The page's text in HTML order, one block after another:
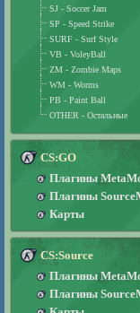
SJ - Soccer Jam
SP - Speed Strike
SURF - Surf Style
VB - VoleyBall
ZM - Zombie Maps
WM - Worms
PB - Paint Ball
OTHER - Остальные
CS:GO
Плагины
Плагины
Карты
CS:Source
Плагины
Плагины